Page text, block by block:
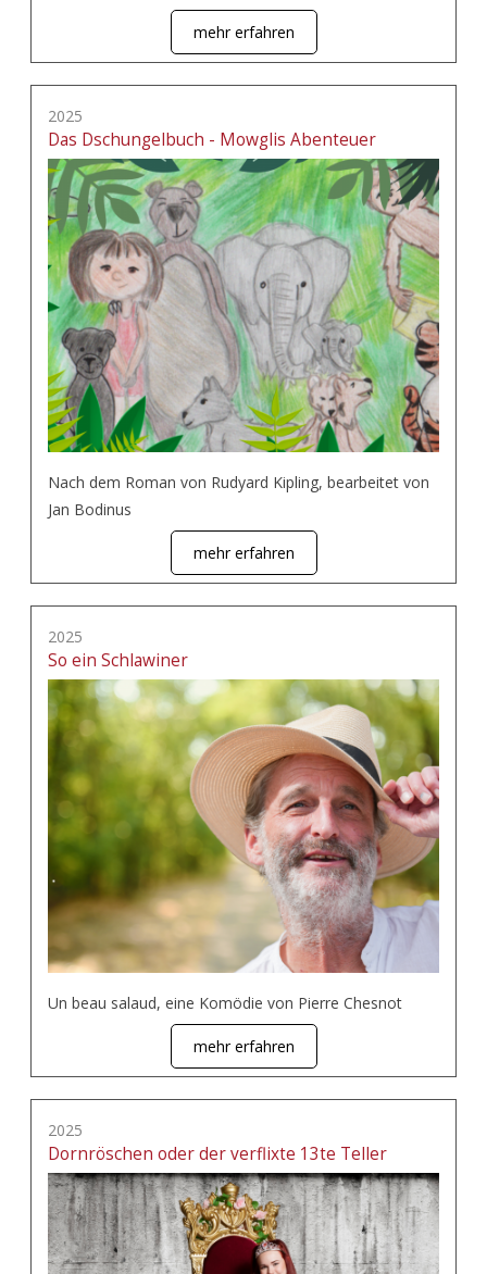
mehr erfahren
2025
Das Dschungelbuch - Mowglis Abenteuer
Nach dem Roman von Rudyard Kipling, bearbeitet von
Jan Bodinus
mehr erfahren
2025
So ein Schlawiner
Un beau salaud, eine Komödie von Pierre Chesnot
mehr erfahren
2025
Dornröschen oder der verflixte 13te Teller